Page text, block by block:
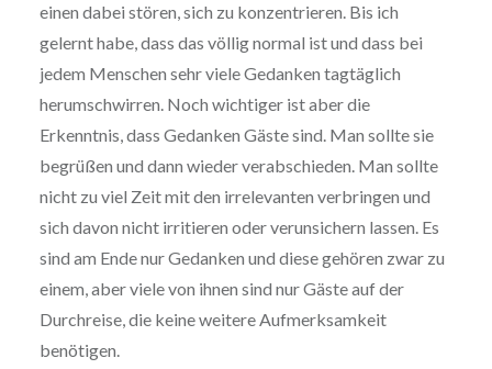
einen dabei stören, sich zu konzentrieren. Bis ich
gelernt habe, dass das völlig normal ist und dass bei
jedem Menschen sehr viele Gedanken tagtäglich
herumschwirren. Noch wichtiger ist aber die
Erkenntnis, dass Gedanken Gäste sind. Man sollte sie
begrüßen und dann wieder verabschieden. Man sollte
nicht zu viel Zeit mit den irrelevanten verbringen und
sich davon nicht irritieren oder verunsichern lassen. Es
sind am Ende nur Gedanken und diese gehören zwar zu
einem, aber viele von ihnen sind nur Gäste auf der
Durchreise, die keine weitere Aufmerksamkeit
benötigen.